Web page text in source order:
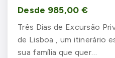
Desde 985,00 €
Três Dias de Excursão
de Lisboa , um itinerário
sua família que quer…